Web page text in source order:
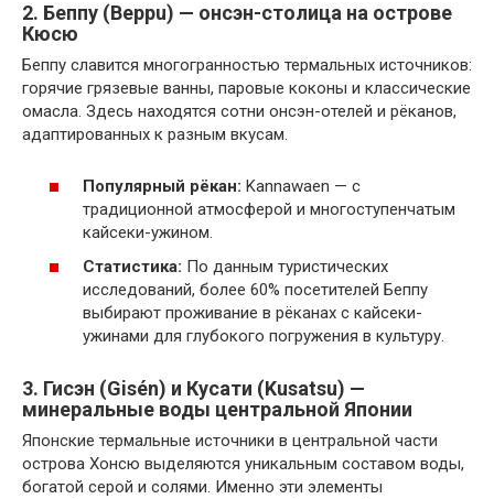
2. Беппу (Beppu) — онсэн-столица на острове
Кюсю
Беппу славится многогранностью термальных источников:
горячие грязевые ванны, паровые коконы и классические
омасла. Здесь находятся сотни онсэн-отелей и рёканов,
адаптированных к разным вкусам.
Популярный рёкан: Kannawaen — с
традиционной атмосферой и многоступенчатым
кайсеки-ужином.
Статистика: По данным туристических
исследований, более 60% посетителей Беппу
выбирают проживание в рёканах с кайсеки-
ужинами для глубокого погружения в культуру.
3. Гисэн (Gisén) и Кусати (Kusatsu) —
минеральные воды центральной Японии
Японские термальные источники в центральной части
острова Хонсю выделяются уникальным составом воды,
богатой серой и солями. Именно эти элементы